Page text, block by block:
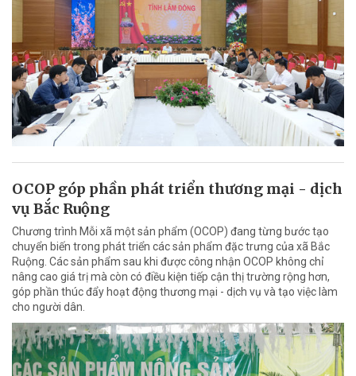
OCOP góp phần phát triển thương mại - dịch
vụ Bắc Ruộng
Chương trình Mỗi xã một sản phẩm (OCOP) đang từng bước tạo
chuyển biến trong phát triển các sản phẩm đặc trưng của xã Bắc
Ruộng. Các sản phẩm sau khi được công nhận OCOP không chỉ
nâng cao giá trị mà còn có điều kiện tiếp cận thị trường rộng hơn,
góp phần thúc đẩy hoạt động thương mại - dịch vụ và tạo việc làm
cho người dân.